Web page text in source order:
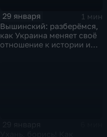
29 января
1 мин
Вышинский: разберёмся,
как Украина меняет своё
отношение к истории и